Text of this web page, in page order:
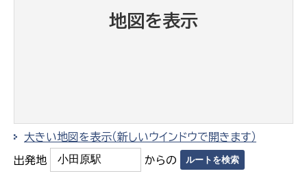
地図を表示
大きい地図を表示（新しいウインドウで開きます）
出発地 からの